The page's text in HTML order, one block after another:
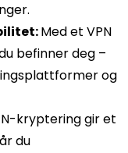
Med et VPN
befinner deg –
og
kryptering gir et
du